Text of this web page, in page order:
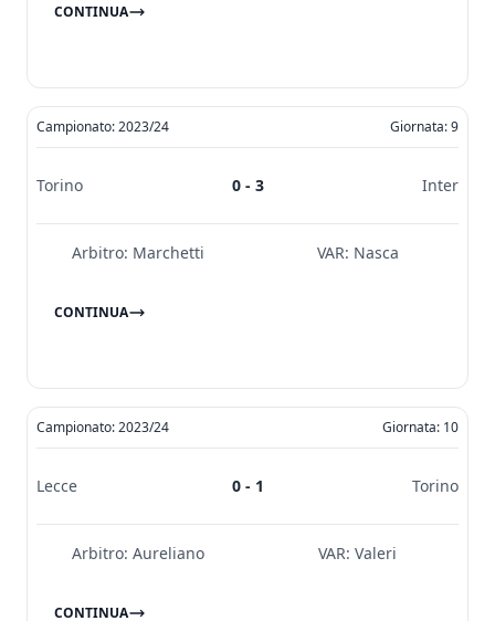
CONTINUA
Campionato: 2023/24 Giornata: 9
Torino 0 - 3 Inter
Arbitro: Marchetti VAR: Nasca
CONTINUA
Campionato: 2023/24 Giornata: 10
Lecce 0 - 1 Torino
Arbitro: Aureliano VAR: Valeri
CONTINUA